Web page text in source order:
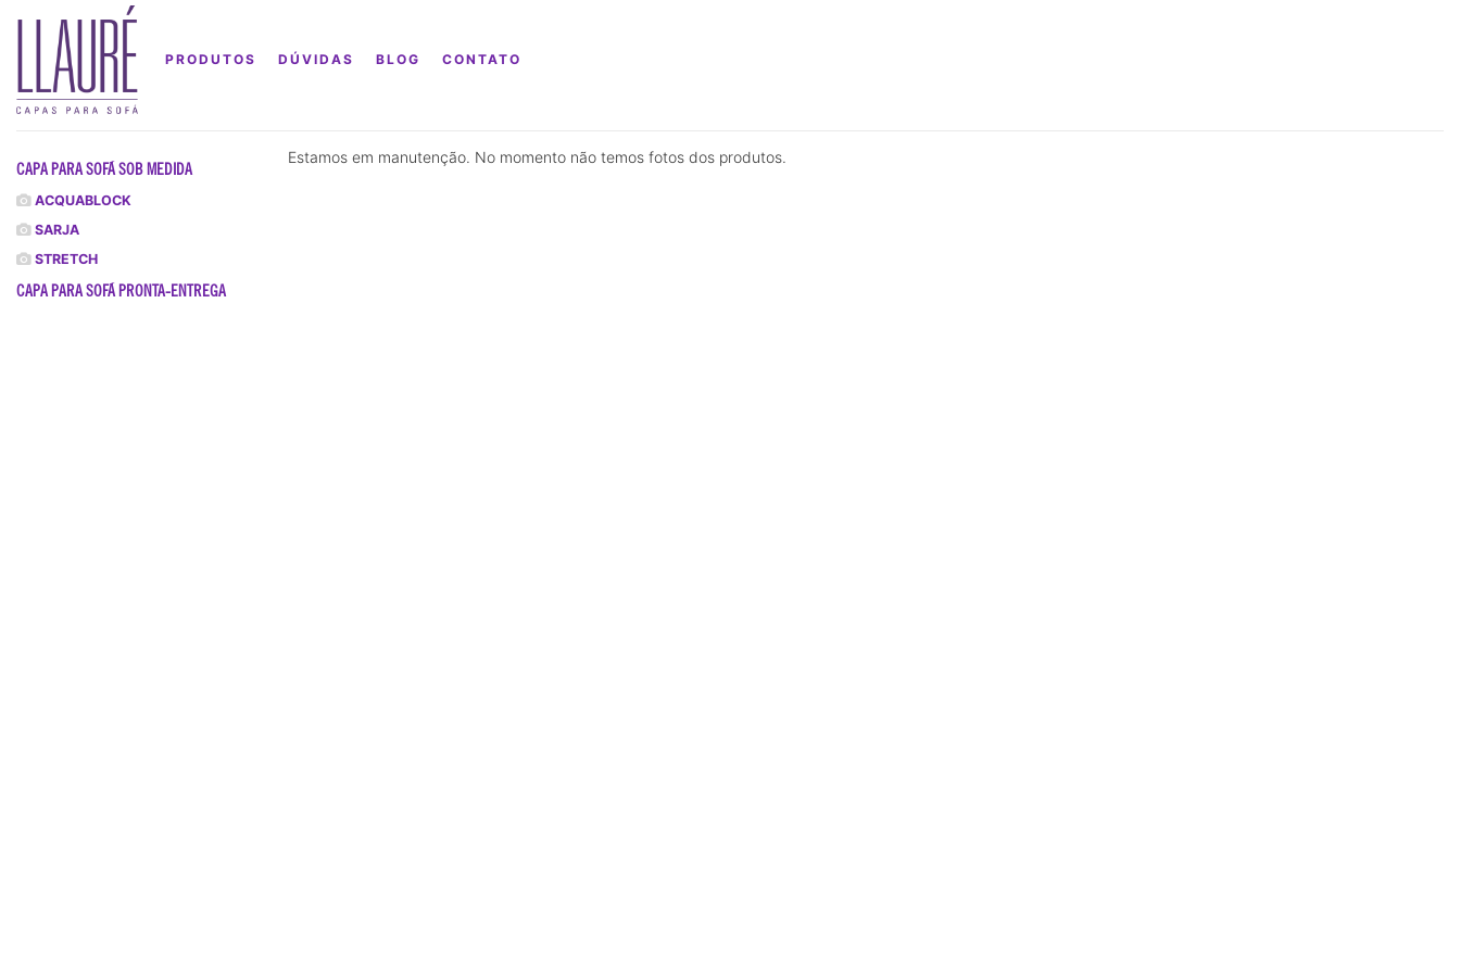
PRODUTOS DÚVIDAS BLOG CONTATO
CAPA PARA SOFÁ SOB MEDIDA
ACQUABLOCK
SARJA
STRETCH
CAPA PARA SOFÁ PRONTA-ENTREGA
Estamos em manutenção. No momento não temos fotos dos produtos.